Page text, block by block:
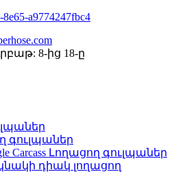
8-ից 18-ը
գուլպաներ
Carcass Լողացող գուլպաներ
դիակ լողացող